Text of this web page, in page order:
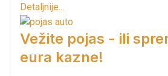
Detaljnije...
Vežite pojas - ili
eura kazne!